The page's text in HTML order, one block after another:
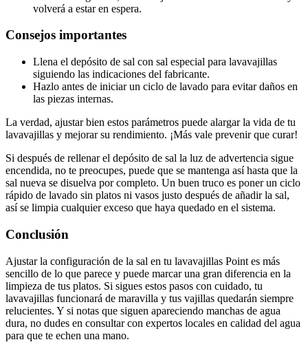
volverá a estar en espera.
Consejos importantes
Llena el depósito de sal con sal especial para lavavajillas
siguiendo las indicaciones del fabricante.
Hazlo antes de iniciar un ciclo de lavado para evitar daños en
las piezas internas.
La verdad, ajustar bien estos parámetros puede alargar la vida de tu
lavavajillas y mejorar su rendimiento. ¡Más vale prevenir que curar!
Si después de rellenar el depósito de sal la luz de advertencia sigue
encendida, no te preocupes, puede que se mantenga así hasta que la
sal nueva se disuelva por completo. Un buen truco es poner un ciclo
rápido de lavado sin platos ni vasos justo después de añadir la sal,
así se limpia cualquier exceso que haya quedado en el sistema.
Conclusión
Ajustar la configuración de la sal en tu lavavajillas Point es más
sencillo de lo que parece y puede marcar una gran diferencia en la
limpieza de tus platos. Si sigues estos pasos con cuidado, tu
lavavajillas funcionará de maravilla y tus vajillas quedarán siempre
relucientes. Y si notas que siguen apareciendo manchas de agua
dura, no dudes en consultar con expertos locales en calidad del agua
para que te echen una mano.